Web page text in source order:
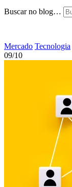
Buscar no blog…
Mercado Tecnologia
09/10